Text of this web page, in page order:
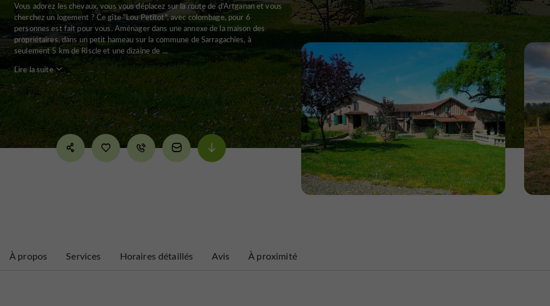
Vous adorez les chevaux, vous vous déplacez sur la route de d'Artganan et vous
cherchez un logement ? Ce gîte "Lou Petitot", avec colombage, pour 6
personnes est fait pour vous. Aménager dans une annexe de la maison des
propriétaires, dans un petit hameau sur la commune de Sarragachies, à
seulement 5 km de Riscle et une dizaine de ...
Lire la suite
À propos Services Horaires détaillés Avis À proximité